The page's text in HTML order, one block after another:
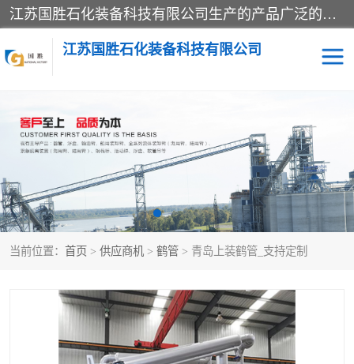
江苏国胜石化装备科技有限公司生产的产品广泛的应用于石油、石化等行业中，产品种类齐全，其中包括装卸鹤管、汽车鹤管、火车鹤管、装车鹤管、卸车鹤管、上装鹤管、下装鹤管、lng鹤管、发油鹤管、液氨鹤管、液化气鹤管等，我们生产的产品质量上乘，价格实惠，服务好，买鹤管就到国胜石化装备！
江苏国胜石化装备科技有限公司
当前位置： 首页 > 供应商机 > 鹤管 > 青岛上装鹤管_支持定制
输油臂 鹤管活动梯